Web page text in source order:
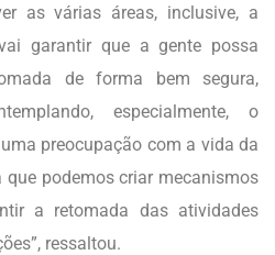
as várias áreas, inclusive, a
garantir que a gente possa
de forma bem segura,
especialmente, o
preocupação com a vida da
podemos criar mecanismos
a retomada das atividades
ressaltou.